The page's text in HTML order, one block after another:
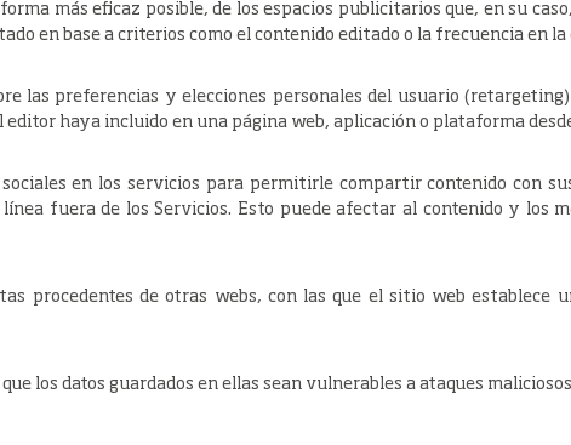
más eficaz posible, de los espacios publicitarios que, en su
en base a criterios como el contenido editado o la frecuencia en la
las preferencias y elecciones personales del usuario
editor haya incluido en una página web, aplicación o plataforma
en los servicios para permitirle compartir contenido con
fuera de los Servicios. Esto puede afectar al contenido y los
procedentes de otras webs, con las que el sitio web establece
los datos guardados en ellas sean vulnerables a ataques